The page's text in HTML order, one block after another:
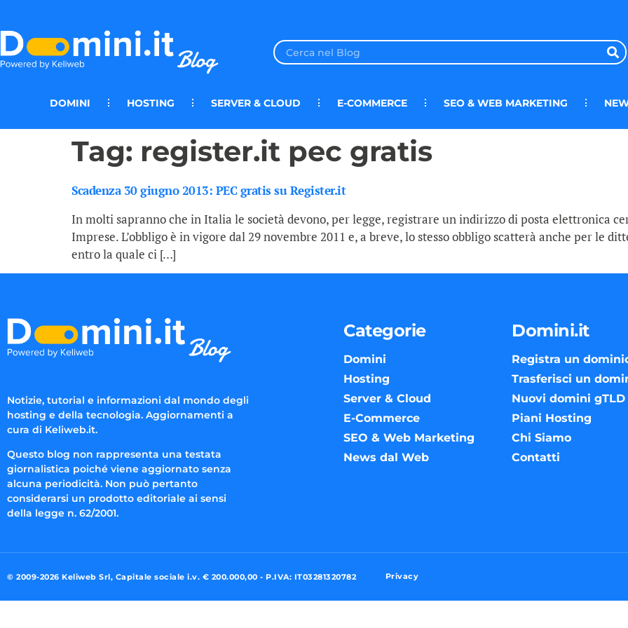
DOMINI HOSTING SERVER & CLOUD E-COMMERCE SEO & WEB MARKETING
Tag: register.it pec gratis
Scadenza 30 giugno 2013: PEC gratis su Register.it
In molti sapranno che in Italia le società devono, per legge, registrare un indirizzo di posta elettronica
Imprese. L’obbligo è in vigore dal 29 novembre 2011 e, a breve, lo stesso obbligo scatterà anche per le
entro la quale ci […]
Notizie, tutorial e informazioni dal mondo degli
hosting e della tecnologia. Aggiornamenti a
cura di Keliweb.it.
Questo blog non rappresenta una testata
giornalistica poiché viene aggiornato senza
alcuna periodicità. Non può pertanto
considerarsi un prodotto editoriale ai sensi
della legge n. 62/2001.
Categorie
Domini
Hosting
Server & Cloud
E-Commerce
SEO & Web Marketing
News dal Web
Domini.it
Registra un
Trasferisci un
Nuovi domini gTLD
Piani Hosting
Chi Siamo
Contatti
© 2009-2026 Keliweb Srl, Capitale sociale i.v. € 200.000,00 - P.IVA: IT03281320782 Privacy